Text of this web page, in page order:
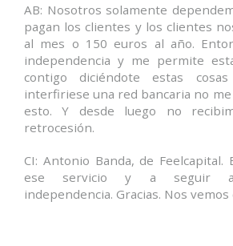
AB: Nosotros solamente
pagan los clientes y los clientes
al mes o 150 euros al año.
independencia y me permite
contigo diciéndote estas
interfiriese una red bancaria no
esto. Y desde luego no
retrocesión.
CI: Antonio Banda, de Feelcapital.
ese servicio y a seguir
independencia. Gracias. Nos